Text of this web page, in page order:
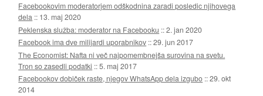
Facebookovim moderatorjem odškodnina zaradi posledic njihovega
dela :: 13. maj 2020
Peklenska služba: moderator na Facebooku ::2. jan 2020
Facebook ima dve milijardi uporabnikov ::29. jun 2017
The Economist: Nafta ni več najpomembnejša surovina na svetu.
Tron so zasedli podatki ::5. maj 2017
Facebookov dobiček raste, njegov WhatsApp dela izgubo ::29. okt
2014